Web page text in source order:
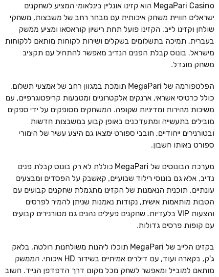
MegaPari Casino הוא קזינו אונליין בינלאומי המציע לשחקנים
ישראלים חוויית משחק איכותית עם מבחר רחב של משבצות, משחקי
שולחן וקזינו לייב. הקזינו פועל תחת רישיון קוראסאו ומציע ממשק
בעברית, תמיכה בתשלומים בשקלים ושירות לקוחות מותאם ללקוחות
מישראל. בונוס קבלת הפנים הנדיב מאפשר להתחיל עם תקציב
משחק מוגדל.
הפלטפורמה של MegaPari תומכת במגוון רחב של אמצעי תשלום,
כולל כרטיסי אשראי, ארנקים אלקטרוניים ומטבעות קריפטוגרפיים, עם
משיכות מהירות ומדיניות שקופה. המשחקים מסופקים על ידי ספקים
מובילים בתעשייה ומתעדכנים באופן קבוע במשבצות חדשות
ובטורנירים ייחודיים. חובבי ספורט ימצאו גם היצע עשיר של הימורי
ספורט באותו חשבון.
מערכת הבונוסים של MegaPari כוללת לא רק בונוס קבלת פנים
נדיב, אלא גם בונוסי רילוד שבועיים, קאשבק על הפסדים ומבצעים
עונתיים. תוכנית הנאמנות של הקזינו מתגמלת שחקנים קבועים עם
הטבות מותאמות אישית, נקודות נאמנות שניתן להמיר לפרסים
והצעות VIP בלעדיות. שחקנים פעילים נהנים גם מטורנירים קבועים
עם קופות פרסים גדולות.
בקזינו הלייב של MegaPari תוכלו ליהנות משולחנות רולטה, בלאק
ג'ק, בקארה ועוד, עם דילרים אמיתיים בשידור HD איכותי. הממשק
מותאם למובייל ומאפשר לשחק מכל מקום דרך הדפדפן הנייד. חשוב